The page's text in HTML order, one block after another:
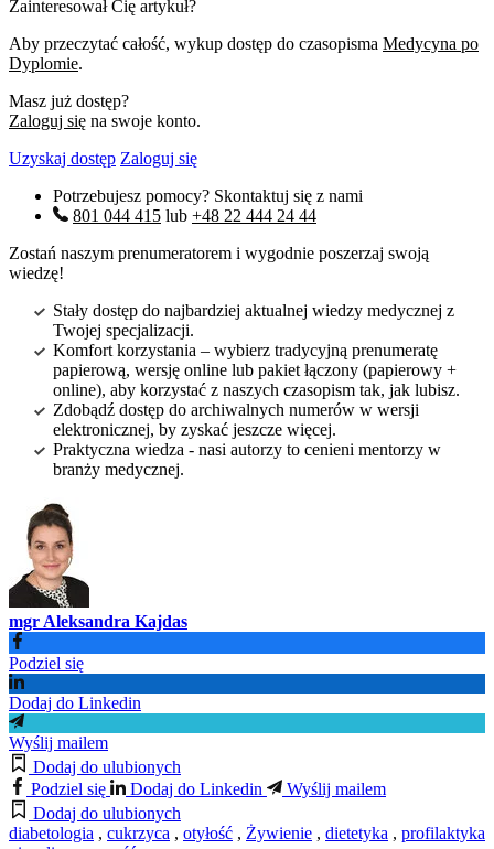
Zainteresował Cię artykuł?
Aby przeczytać całość, wykup dostęp do czasopisma Medycyna po
Dyplomie.
Masz już dostęp?
Zaloguj się na swoje konto.
Uzyskaj dostęp Zaloguj się
Potrzebujesz pomocy? Skontaktuj się z nami
801 044 415 lub +48 22 444 24 44
Zostań naszym prenumeratorem i wygodnie poszerzaj swoją
wiedzę!
Stały dostęp do najbardziej aktualnej wiedzy medycznej z
Twojej specjalizacji.
Komfort korzystania – wybierz tradycyjną prenumeratę
papierową, wersję online lub pakiet łączony (papierowy +
online), aby korzystać z naszych czasopism tak, jak lubisz.
Zdobądź dostęp do archiwalnych numerów w wersji
elektronicznej, by zyskać jeszcze więcej.
Praktyczna wiedza - nasi autorzy to cenieni mentorzy w
branży medycznej.
mgr Aleksandra Kajdas
Podziel się
Dodaj do Linkedin
Wyślij mailem
Dodaj do ulubionych
Podziel się
Dodaj do Linkedin
Wyślij mailem
Dodaj do ulubionych
diabetologia , cukrzyca , otyłość , Żywienie , dietetyka , profilaktyka